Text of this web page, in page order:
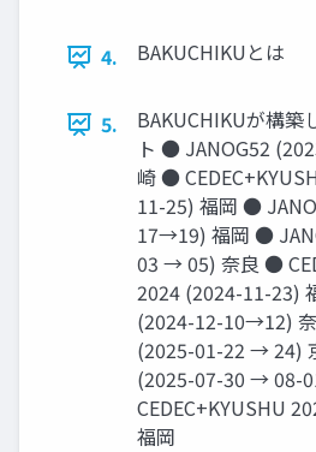
4. BAKUCHIKUとは
5.
BAKUCHIKUが構築
ト ● JANOG52
崎 ●
11-25) 福岡 ●
17→19) 福岡 ●
03 → 05) 奈良 ●
2024 (2024-11-23)
(2024-12-10→12)
(2025-01-22 → 24)
(2025-07-30 → 08-
CEDEC+KYUSHU
福岡